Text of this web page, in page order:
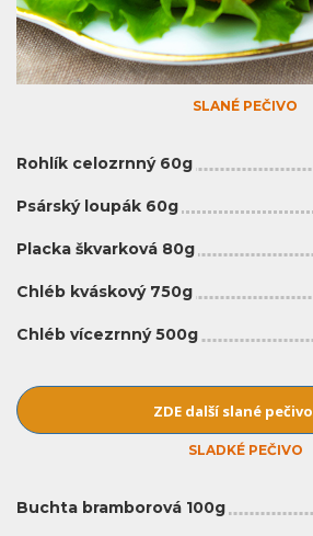
SLANÉ PEČIVO
Rohlík celozrnný 60g
Psárský loupák 60g
Placka škvarková 80g
Chléb kváskový 750g
Chléb vícezrnný 500g
ZDE další slané pečivo
SLADKÉ PEČIVO
Buchta bramborová 100g